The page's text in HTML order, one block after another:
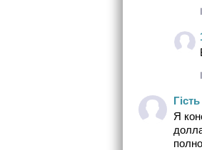
Гість
Я